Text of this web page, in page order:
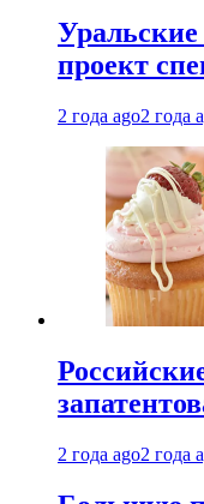
Уральские
проект
2 года ago2 года
2 года ago2 года